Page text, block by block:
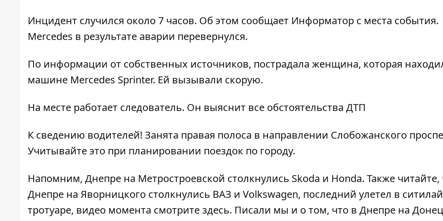
Инцидент случился около 7 часов. Об этом сообщает Информатор с места события.
Mercedes в результате аварии перевернулся.
По информации от собственных источников, пострадала женщина, которая
машине Mercedes Sprinter. Ей вызывали скорую.
На месте работает следователь. Он выяснит все обстоятельства ДТП
К сведению водителей! Занята правая полоса в направлении Слобожанского
Учитывайте это при планировании поездок по городу.
Напомним, Днепре на Метростроевской столкнулись Skoda и Honda. Также читайте,
Днепре на Яворницкого столкнулись ВАЗ и Volkswagen, последний улетел в
тротуаре, видео момента смотрите здесь. Писали мы и о том, что в Днепре на